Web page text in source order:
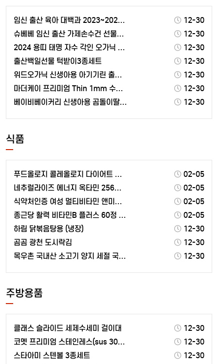
임신 출산 육아 대백과 2023~2024 최신개정판
12-30
슈베베 임신 출산 가제손수건 선물세트 (20P+선물박스…
12-30
2024 용띠 태명 자수 각인 오가닉 배냇저고리(완제품…
12-30
출산백일선물 턱받이3종세트
12-30
위드오가닉 신생아용 아기기린 출산선물 10종
12-30
마더케이 프리미엄 Thin 1mm 수유패드
12-30
베이비베이커리 신생아용 곰돌이딸랑이와 친구들 출산선물세…
12-30
식품
푸드올로지 콜레올로지 다이어트 보조제 60정 1개
02-05
네추럴라이즈 에너지 옥타민 256mg x 90정 90정…
02-05
식약처인증 여성 멀티비타민 앤미네랄 종합비타민 영양제 …
02-05
종근당 활력 비타민B 플러스 60정 1박스
02-05
하림 닭볶음탕용 (냉장)
12-30
곰곰 광천 도시락김
12-30
목우촌 국내산 소고기 양지 세절 국거리용 (냉장)
12-30
주방용품
클래스 슬라이드 세제수세미 걸이대
12-30
코멧 프리미엄 스테인레스(sus 304) 설거지통
12-30
스타아미 스텐볼 3종세트
12-30